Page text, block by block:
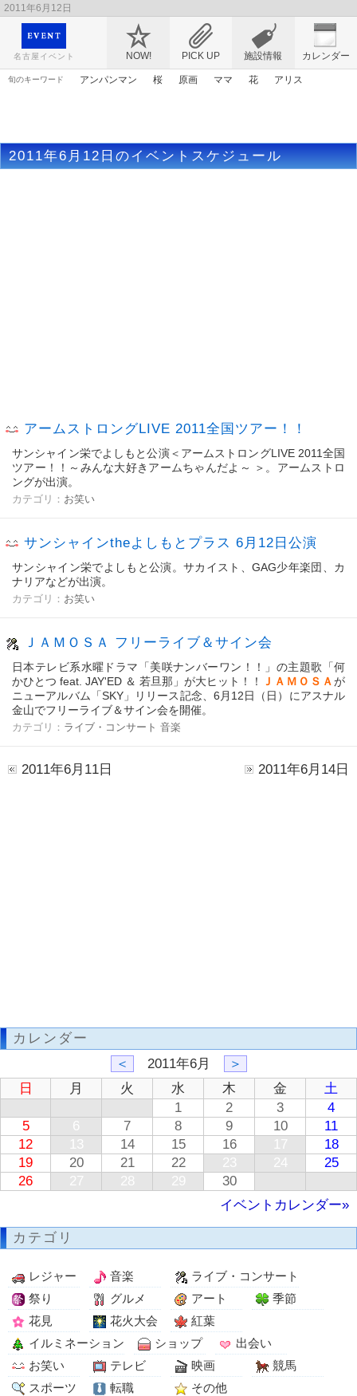
2011年6月12日
映画や音楽コンサート、レジャーやアート、テレビ、ショップ、出会い、転職まで名古
屋のイベント情報を幅広く掲載
名古屋イベント NOW! PICK UP カレンダー
施設情報
旬のキーワード アンパンマン 桜 原画 ママ 花
アリス
2011年6月12日のイベントスケジュール
アームストロングLIVE 2011全国ツアー！！
サンシャイン栄でよしもと公演＜アームストロングLIVE 2011全国
ツアー！！～みんな大好きアームちゃんだよ～ ＞。アームストロ
ングが出演。
カテゴリ： お笑い
サンシャインtheよしもとプラス 6月12日公演
サンシャイン栄でよしもと公演。サカイスト、GAG少年楽団、カ
ナリアなどが出演。
カテゴリ： お笑い
ＪＡＭＯＳＡ フリーライブ＆サイン会
日本テレビ系水曜ドラマ「美咲ナンバーワン！！」の主題歌「何
かひとつ feat. JAY'ED ＆ 若旦那」が大ヒット！！
ＪＡＭＯＳＡ が
ニューアルバム「SKY」リリース記念、6月12日（日）にアスナル
金山でフリーライブ＆サイン会を開催。
カテゴリ： ライブ・コンサート 音楽
2011年6月11日 2011年6月14日
カレンダー
＜
2011年6月
＞
日
月 火 水 木 金
土
1
2 3
4
5
6 7 8 9 10
11
12
13 14 15 16 17
18
19
20 21 22 23 24
25
26
27 28 29
30
イベントカレンダー»
カテゴリ
レジャー 音楽
ライブ・コンサート
祭り
グルメ アート
季節
花見
花火大会
紅葉
イルミネーション
ショップ
出会い
お笑い
テレビ 映画
競馬
スポーツ
転職 その他